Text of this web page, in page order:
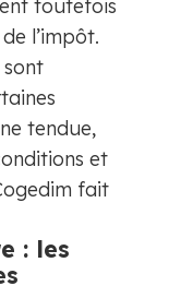
toutefois
l’impôt.
sont
tendue,
et
fait
: les